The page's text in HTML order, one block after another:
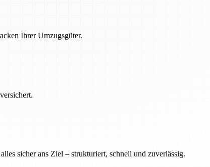
Ihrer Umzugsgüter.
sicher ans Ziel – strukturiert, schnell und zuverlässig.